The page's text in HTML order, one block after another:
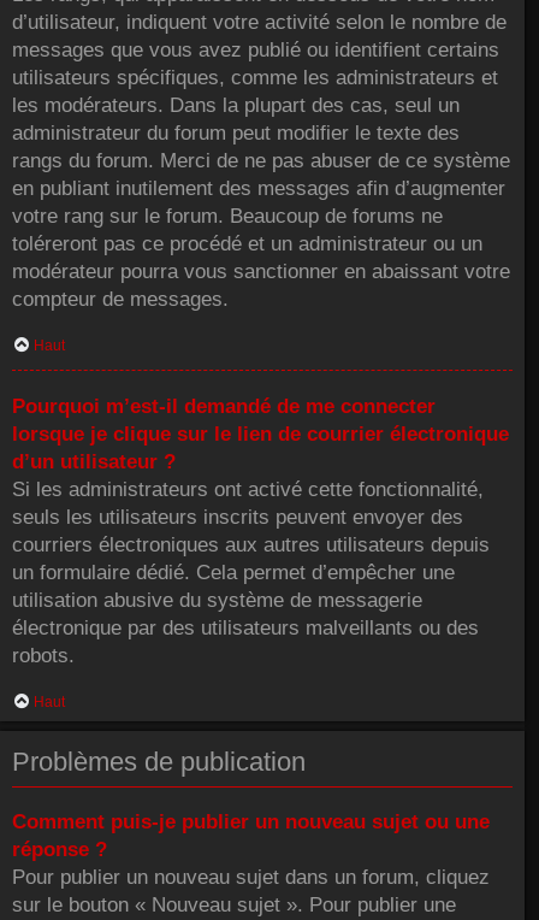
d’utilisateur, indiquent votre activité selon le nombre de
messages que vous avez publié ou identifient certains
utilisateurs spécifiques, comme les administrateurs et
les modérateurs. Dans la plupart des cas, seul un
administrateur du forum peut modifier le texte des
rangs du forum. Merci de ne pas abuser de ce système
en publiant inutilement des messages afin d’augmenter
votre rang sur le forum. Beaucoup de forums ne
toléreront pas ce procédé et un administrateur ou un
modérateur pourra vous sanctionner en abaissant votre
compteur de messages.
Haut
Pourquoi m’est-il demandé de me connecter
lorsque je clique sur le lien de courrier électronique
d’un utilisateur ?
Si les administrateurs ont activé cette fonctionnalité,
seuls les utilisateurs inscrits peuvent envoyer des
courriers électroniques aux autres utilisateurs depuis
un formulaire dédié. Cela permet d’empêcher une
utilisation abusive du système de messagerie
électronique par des utilisateurs malveillants ou des
robots.
Haut
Problèmes de publication
Comment puis-je publier un nouveau sujet ou une
réponse ?
Pour publier un nouveau sujet dans un forum, cliquez
sur le bouton « Nouveau sujet ». Pour publier une